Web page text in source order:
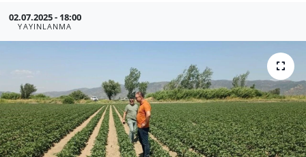
02.07.2025 - 18:00
YAYINLANMA
Manisa
Politika
Uşak